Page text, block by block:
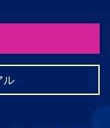
ル